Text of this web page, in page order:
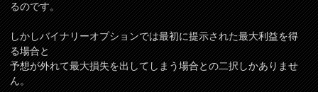
るのです。
しかしバイナリーオプションでは最初に提示された最大利益を得
る場合と
予想が外れて最大損失を出してしまう場合との二択しかありませ
ん。